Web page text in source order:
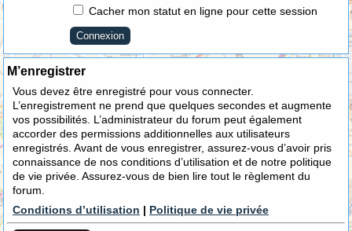
Cacher mon statut en ligne pour cette session
M’enregistrer
Vous devez être enregistré pour vous connecter.
L’enregistrement ne prend que quelques secondes et augmente
vos possibilités. L’administrateur du forum peut également
accorder des permissions additionnelles aux utilisateurs
enregistrés. Avant de vous enregistrer, assurez-vous d’avoir pris
connaissance de nos conditions d’utilisation et de notre politique
de vie privée. Assurez-vous de bien lire tout le règlement du
forum.
Conditions d’utilisation | Politique de vie privée